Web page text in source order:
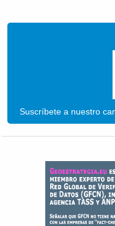
Suscríbete a nuestro